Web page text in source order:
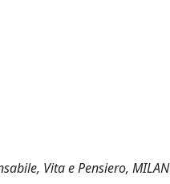
Vita e Pensiero,